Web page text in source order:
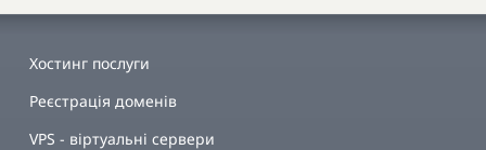
Хостинг послуги
Реєстрація доменів
VPS - віртуальні сервери